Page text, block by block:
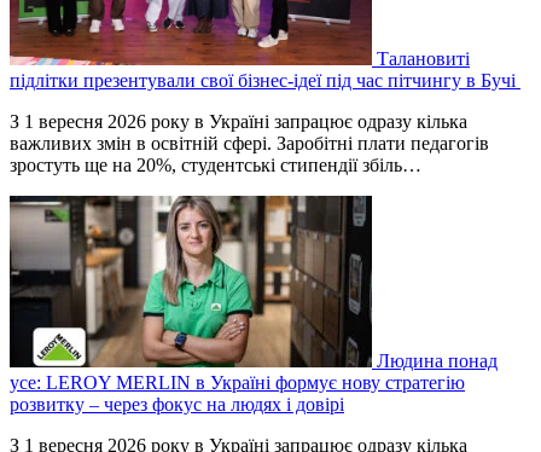
Талановиті
підлітки презентували свої бізнес-ідеї під час пітчингу в Бучі
З 1 вересня 2026 року в Україні запрацює одразу кілька
важливих змін в освітній сфері. Заробітні плати педагогів
зростуть ще на 20%, студентські стипендії збіль…
Людина понад
усе: LEROY MERLIN в Україні формує нову стратегію
розвитку – через фокус на людях і довірі
З 1 вересня 2026 року в Україні запрацює одразу кілька